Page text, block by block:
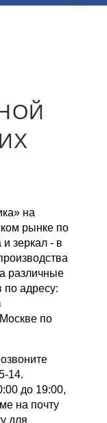
на
рынке по
и зеркал - в
различные
по адресу:
по
14.
до 19:00,
на почту
для